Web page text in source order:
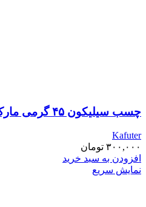
چسب سیلیکون ۴۵ گرمی مارک Kafuter مدل K-704
Kafuter
۳۰۰,۰۰۰ تومان
افزودن به سبد خرید
نمایش سریع